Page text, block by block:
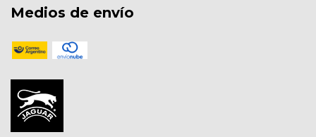
Medios de envío